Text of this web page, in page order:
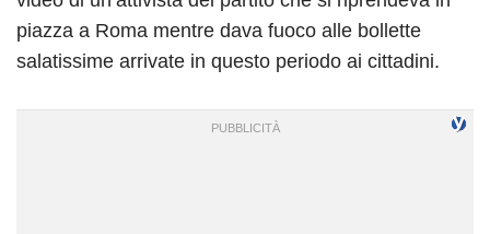
piazza a Roma mentre dava fuoco alle bollette
salatissime arrivate in questo periodo ai cittadini.